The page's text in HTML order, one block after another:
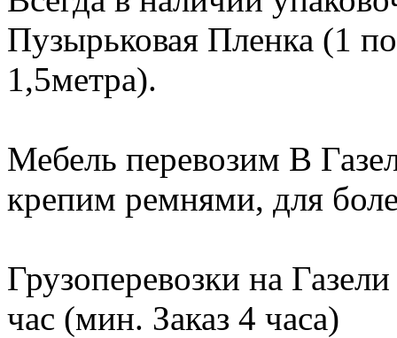
Пузырьковая Пленка (1
1,5метра).
Мебель перевозим В
крепим ремнями, для
Грузоперевозки на
час (мин. Заказ 4 часа)